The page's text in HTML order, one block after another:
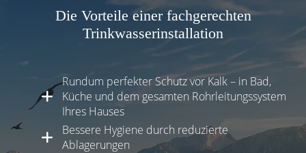
Die Vorteile einer fachgerechten
Trinkwasserinstallation
Rundum perfekter Schutz vor Kalk – in Bad,
Küche und dem gesamten Rohrleitungssystem
Ihres Hauses
Bessere Hygiene durch reduzierte
Ablagerungen